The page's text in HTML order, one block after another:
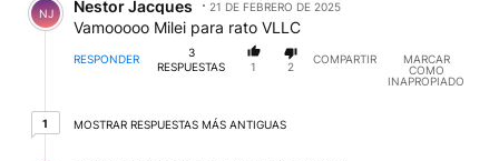
NJ Nestor Jacques 21 DE FEBRERO DE 2025
Vamooooo Milei para rato VLLC
RESPONDER
3
RESPUESTAS
1 2
COMPARTIR
MARCAR
COMO
INAPROPIADO
11 respuesta más antiguas
MOSTRAR RESPUESTAS MÁS ANTIGUAS